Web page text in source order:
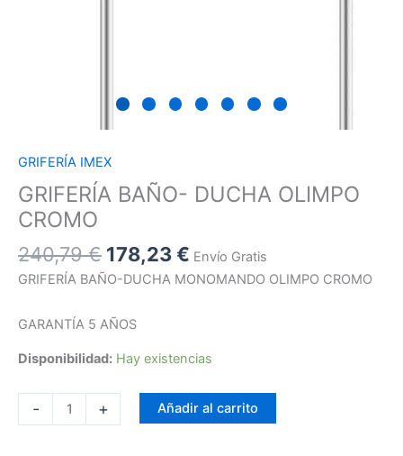
GRIFERÍA IMEX
GRIFERÍA BAÑO- DUCHA OLIMPO
CROMO
240,79€ 178,23€ Envío Gratis
GRIFERÍA BAÑO-DUCHA MONOMANDO OLIMPO CROMO
GARANTÍA 5 AÑOS
Disponibilidad: Hay existencias
- + Añadir al carrito